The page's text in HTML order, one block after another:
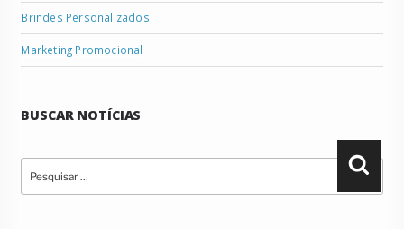
Brindes Personalizados
Marketing Promocional
BUSCAR NOTÍCIAS
por: